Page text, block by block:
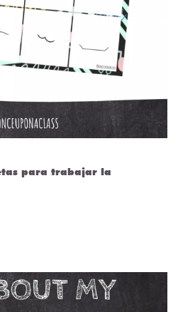
para trabajar la